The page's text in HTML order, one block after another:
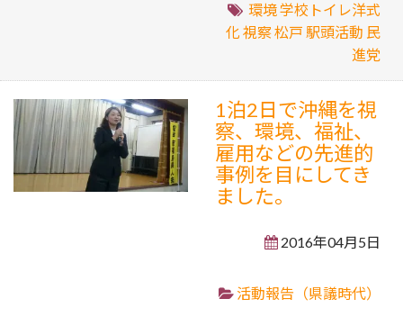
環境学校トイレ洋式
化 視察松戸 駅頭活動 民
進党
1泊2日で沖縄を視
察、環境、福祉、
雇用などの先進的
事例を目にしてき
ました。
2016年04月5日
活動報告（県議時代）